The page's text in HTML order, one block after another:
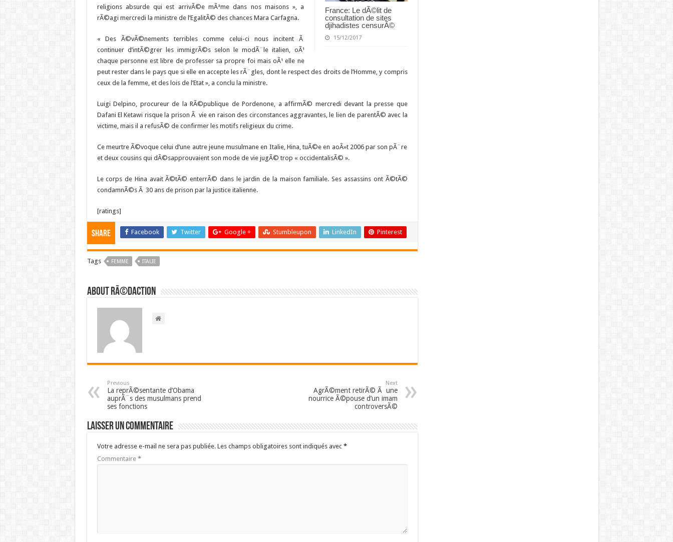
France: Le dÃ©lit de
consultation de sites
djihadistes censurÃ©
15/12/2017
religions absurde qui est arrivÃ©e mÃªme dans nos maisons », a
rÃ©agi mercredi la ministre de l’EgalitÃ© des chances Mara Carfagna.
« Des Ã©vÃ©nements terribles comme celui-ci nous incitent Ã
continuer d’intÃ©grer les immigrÃ©s selon le modÃ¨le italien, oÃ¹
chaque personne est libre de professer sa propre foi mais oÃ¹ elle ne
peut rester dans le pays que si elle en accepte les rÃ¨gles, dont le respect des droits de l’Homme, y compris
ceux de la femme, et des lois de l’Etat », a conclu la ministre.
Luigi Delpino, procureur de la RÃ©publique de Pordenone, a affirmÃ© mercredi devant la presse que
Dafani El Ketawi risque la prison Ã vie en raison des circonstances aggravantes, le lien de parentÃ© avec la
victime, mais il a refusÃ© de confirmer les motifs religieux du crime.
Ce meurtre Ã©voque celui d’une autre jeune musulmane en Italie, Hina, tuÃ©e en aoÃ»t 2006 par son pÃ¨re
et deux cousins qui dÃ©sapprouvaient son mode de vie jugÃ© trop « occidentalisÃ© ».
Le corps de Hina avait Ã©tÃ© enterrÃ© dans le jardin de la maison familiale. Ses assassins ont Ã©tÃ©
condamnÃ©s Ã 30 ans de prison par la justice italienne.
[ratings]
Share Facebook Twitter Google + Stumbleupon LinkedIn Pinterest
Tags FEMME ITALIE
About RÃ©daction
Previous
La reprÃ©sentante d’Obama
auprÃ¨s des musulmans prend
ses fonctions
Next
AgrÃ©ment retirÃ© Ã une
nourrice Ã©pouse d’un imam
controversÃ©
Laisser un commentaire
Votre adresse e-mail ne sera pas publiée. Les champs obligatoires sont indiqués avec *
Commentaire *